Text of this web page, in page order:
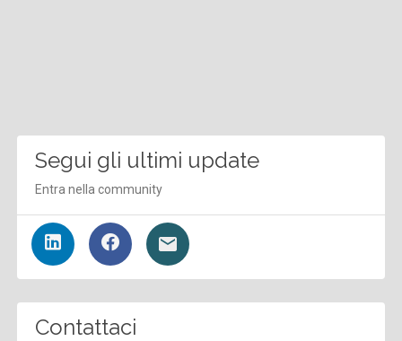
Segui gli ultimi update
Entra nella community
Contattaci